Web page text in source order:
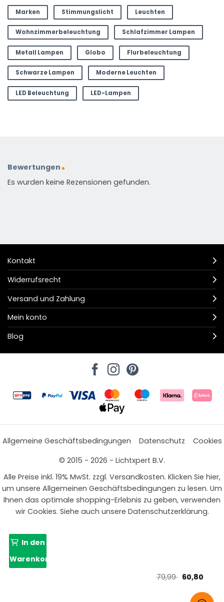
Marken Stimmungslicht Leuchten
Wohnzimmerbeleuchtung Schlafzimmer Lampen
Metall Lampen Globo Flurbeleuchtung
Schwarze Lampen Moderne Leuchten
LED Beleuchtung LED-Lampen
Bewertungen
Es wurden keine Rezensionen gefunden.
Kontakt
Widerrufsrecht
Versand und Zahlung
Mein konto
Blog
Allgemeine Geschäftsbedingungen Datenschutz
Cookies
© 2015 - 2026 - Lichtxpert B.V.
Alle Preise inkl. 19% MwSt. zzgl. Versandkosten. Klicken Sie hier,
um unsere Allgemeinen Geschäftsbedingungen zu lesen. Um
Ihnen das optimale shopping-Erlebnis zu geben, verwenden
wir Cookies. Siehe auch unsere Datenschutzerklärung.
79,99
war:
60,80
ist:
In den
Warenkorb